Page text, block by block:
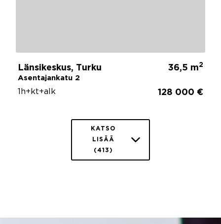
Länsikeskus, Turku
Asentajankatu 2
36,5 m2
1h+kt+alk 128 000 €
KATSO
LISÄÄ
(413)